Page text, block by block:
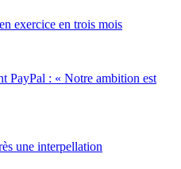
exercice en trois mois
PayPal : « Notre ambition est
une interpellation